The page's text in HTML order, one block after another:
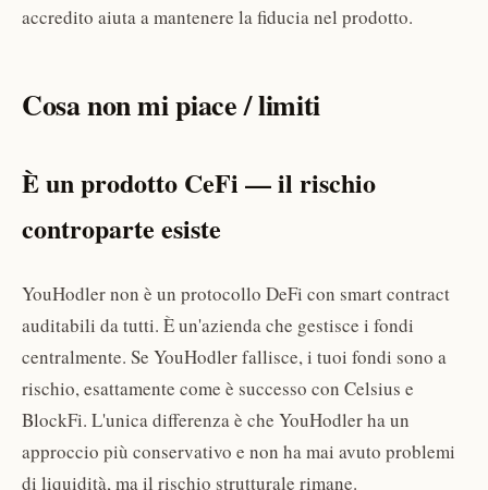
accredito aiuta a mantenere la fiducia nel prodotto.
Cosa non mi piace / limiti
È un prodotto CeFi — il rischio
controparte esiste
YouHodler non è un protocollo DeFi con smart contract
auditabili da tutti. È un'azienda che gestisce i fondi
centralmente. Se YouHodler fallisce, i tuoi fondi sono a
rischio, esattamente come è successo con Celsius e
BlockFi. L'unica differenza è che YouHodler ha un
approccio più conservativo e non ha mai avuto problemi
di liquidità, ma il rischio strutturale rimane.